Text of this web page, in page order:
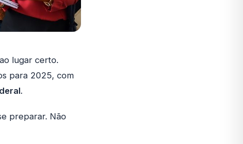
lugar certo.
para 2025, com
.
preparar. Não